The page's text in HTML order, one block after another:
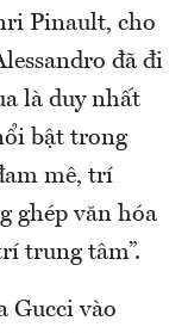
Pinault, cho
đã đi
là duy nhất
bật trong
mê, trí
ghép văn hóa
trung tâm”.
Gucci vào